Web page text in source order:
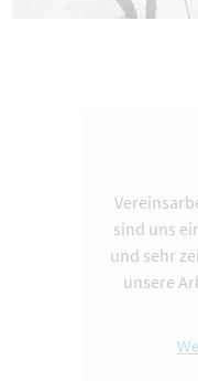
sind uns
und sehr
unsere